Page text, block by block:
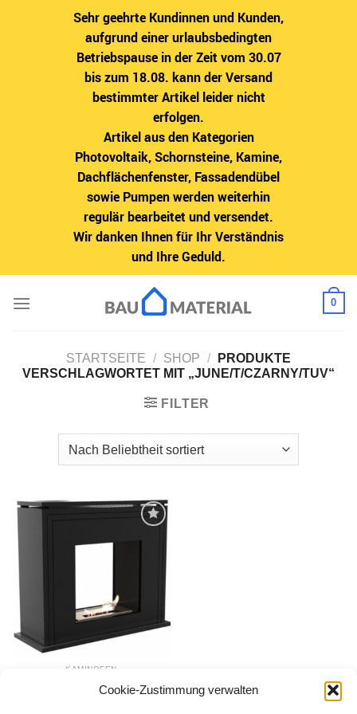
Sehr geehrte Kundinnen und Kunden,
aufgrund einer urlaubsbedingten
Betriebspause in der Zeit vom 30.07
bis zum 18.08. kann der Versand
bestimmter Artikel leider nicht
erfolgen.
Artikel aus den Kategorien
Photovoltaik, Schornsteine, Kamine,
Dachflächenfenster, Fassadendübel
sowie Pumpen werden weiterhin
regulär bearbeitet und versendet.
Wir danken Ihnen für Ihr Verständnis
und Ihre Geduld.
Cookie-Zustimmung verwalten
Inhalt
0
STARTSEITE / SHOP /
PRODUKTE
VERSCHLAGWORTET MIT „JUNE/T/CZARNY/TUV“
FILTER
KAMINOFEN
Biokamin JUNE TUNNEL
TÜV SCHWARZ